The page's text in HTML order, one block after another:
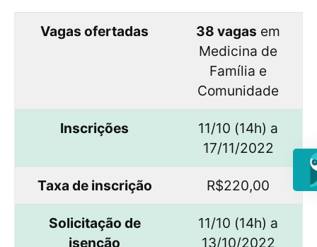
Vagas ofertadas 38 vagas em
Medicina de
Família e
Comunidade
Inscrições
11/10 (14h) a
17/11/2022
Taxa de inscrição R$220,00
Solicitação de
isenção
11/10 (14h) a
13/10/2022